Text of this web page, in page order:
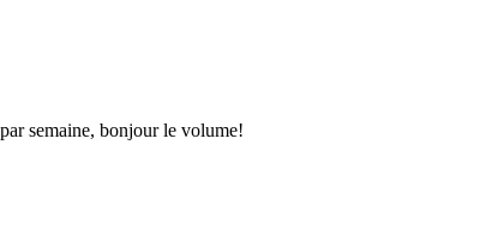
semaine, bonjour le volume!